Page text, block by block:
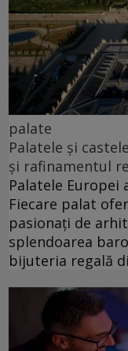
palate
Palatele și
și rafinamentul
Palatele
Fiecare palat
pasionați de
splendoarea
bijuteria regală